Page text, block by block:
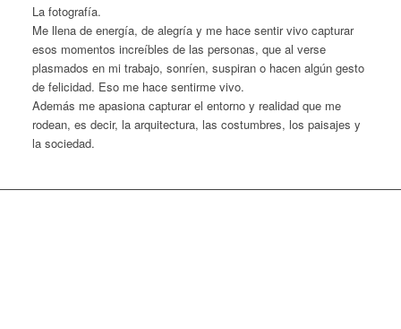
La fotografía.
Me llena de energía, de alegría y me hace sentir vivo capturar
esos momentos increíbles de las personas, que al verse
plasmados en mi trabajo, sonríen, suspiran o hacen algún gesto
de felicidad. Eso me hace sentirme vivo.
Además me apasiona capturar el entorno y realidad que me
rodean, es decir, la arquitectura, las costumbres, los paisajes y
la sociedad.